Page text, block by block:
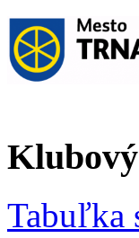
Tabuľka